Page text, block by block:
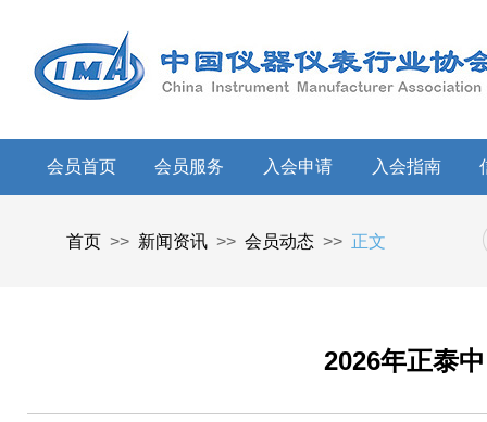
会员首页 会员服务 入会申请 入会指南
首页 >> 新闻资讯 >> 会员动态 >> 正文
2026年正泰